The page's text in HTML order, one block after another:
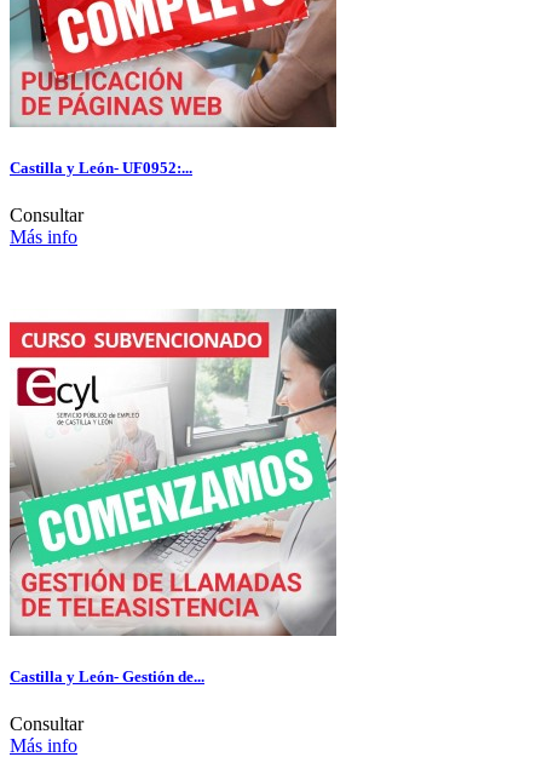
Castilla y León- UF0952:...
Consultar
Más info
Castilla y León- Gestión de...
Consultar
Más info